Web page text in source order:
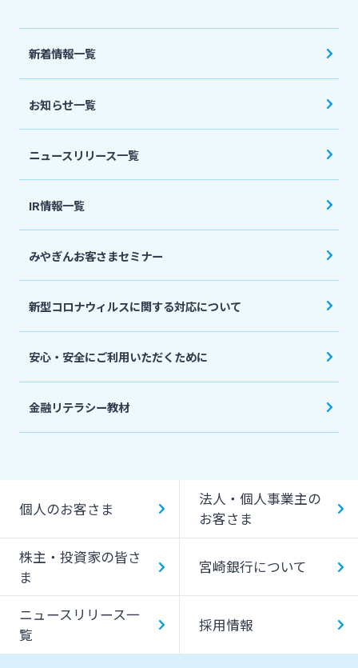
株主・投資家の皆さま
ニュースリリース一覧
採用情報
新着情報一覧
お知らせ一覧
ニュースリリース一覧
IR情報一覧
みやぎんお客さまセミナー
新型コロナウィルスに関する対応について
安心・安全にご利用いただくために
金融リテラシー教材
個人のお客さま
法人・個人事業主の
お客さま
株主・投資家の皆さ
ま
宮崎銀行について
ニュースリリース一
覧
採用情報